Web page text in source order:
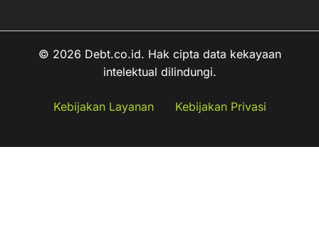
© 2026 Debt.co.id. Hak cipta data kekayaan
intelektual dilindungi.
Kebijakan Layanan Kebijakan Privasi